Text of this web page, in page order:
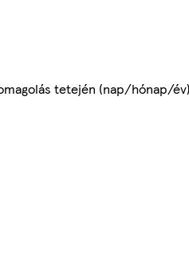
tetején (nap/hónap/